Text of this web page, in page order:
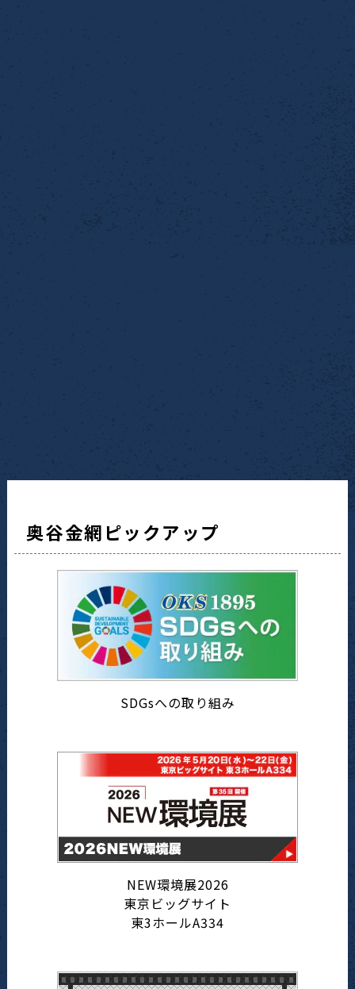
奥谷金網ピックアップ
SDGsへの取り組み
NEW環境展2026
東京ビッグサイト
東3ホールA334